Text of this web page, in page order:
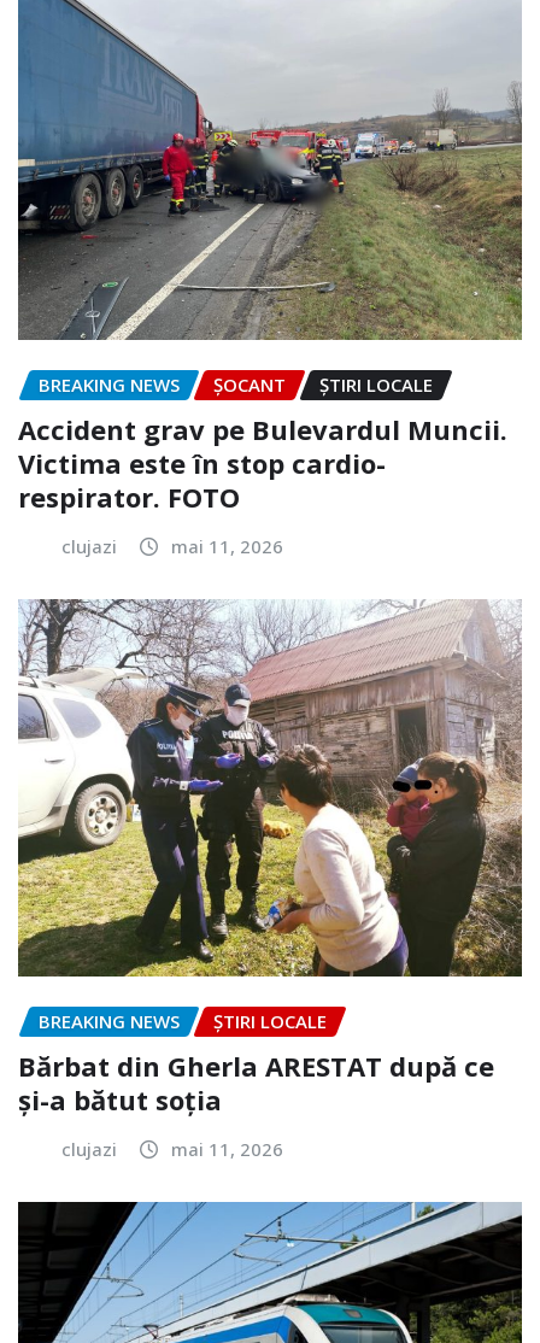
BREAKING NEWS ȘOCANT ȘTIRI LOCALE
Accident grav pe Bulevardul Muncii.
Victima este în stop cardio-
respirator. FOTO
clujazi mai 11, 2026
BREAKING NEWS ȘTIRI LOCALE
Bărbat din Gherla ARESTAT după ce
și-a bătut soția
clujazi mai 11, 2026